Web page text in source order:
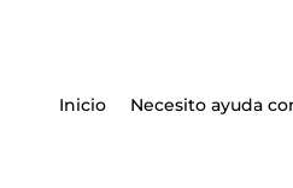
Inicio Necesito ayuda